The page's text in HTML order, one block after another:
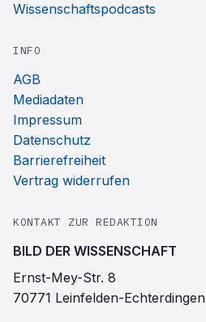
Wissenschaftspodcasts
INFO
AGB
Mediadaten
Impressum
Datenschutz
Barrierefreiheit
Vertrag widerrufen
KONTAKT ZUR REDAKTION
BILD DER WISSENSCHAFT
Ernst-Mey-Str. 8
70771 Leinfelden-Echterdingen